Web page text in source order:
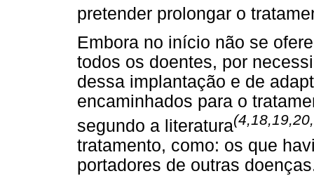
pretender prolongar o
Embora no início não se
todos os doentes, por
dessa implantação e de
encaminhados para o
segundo a literatura
tratamento, como: os que
portadores de outras